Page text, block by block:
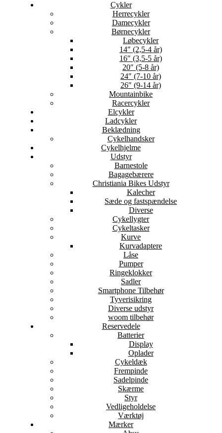
Cykler
Herrecykler
Damecykler
Børnecykler
Løbecykler
14″ (2,5-4 år)
16″ (3,5-5 år)
20″ (5-8 år)
24″ (7-10 år)
26″ (9-14 år)
Mountainbike
Racercykler
Elcykler
Ladcykler
Beklædning
Cykelhandsker
Cykelhjelme
Udstyr
Barnestole
Bagagebærere
Christiania Bikes Udstyr
Kalecher
Sæde og fastspændelse
Diverse
Cykellygter
Cykeltasker
Kurve
Kurvadaptere
Låse
Pumper
Ringeklokker
Sadler
Smartphone Tilbehør
Tyverisikring
Diverse udstyr
woom tilbehør
Reservedele
Batterier
Display
Oplader
Cykeldæk
Frempinde
Sadelpinde
Skærme
Styr
Vedligeholdelse
Værktøj
Mærker